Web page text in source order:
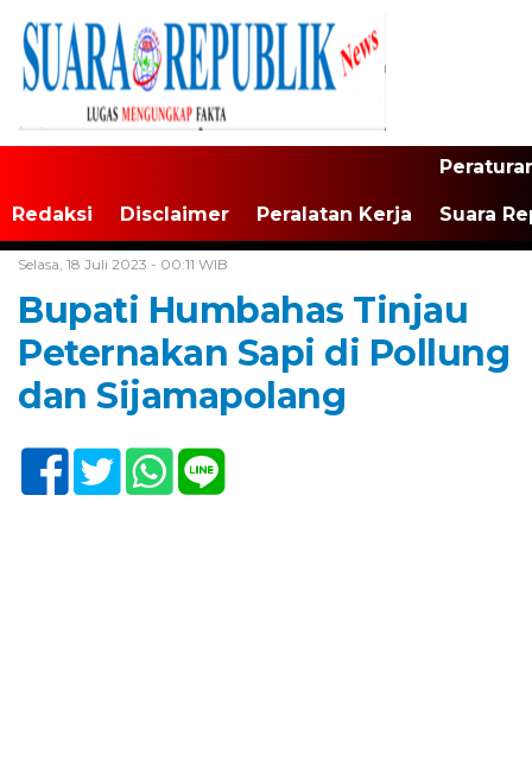
Redaksi Disclaimer Peralatan Kerja Suara
Selasa, 18 Juli 2023 - 00:11 WIB
Bupati Humbahas Tinjau
Peternakan Sapi di Pollung
dan Sijamapolang